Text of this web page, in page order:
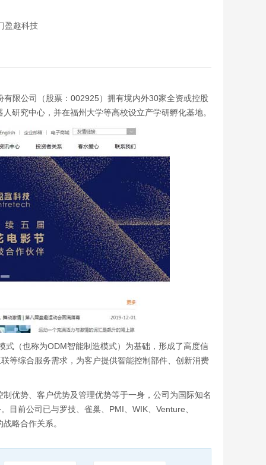
盈趣科技
限公司（股票：002925）拥有境内外30家全资或控股
研究中心，并在福州大学等高校设立产学研孵化基地。
式（也称为ODM智能制造模式）为基础，形成了高度信
等综合服务需求，为客户提供智能控制部件、创新消费
优势、客户优势及管理优势等于一身，公司为国际知名
目前公司已与罗技、雀巢、PMI、WIK、Venture、
略合作关系。